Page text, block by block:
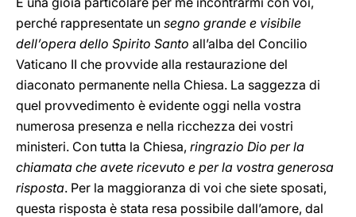
perché rappresentate un segno grande e visibile
dell’opera dello Spirito Santo all’alba del Concilio
Vaticano II che provvide alla restaurazione del
diaconato permanente nella Chiesa. La saggezza di
quel provvedimento è evidente oggi nella vostra
numerosa presenza e nella ricchezza dei vostri
ministeri. Con tutta la Chiesa, ringrazio Dio per la
chiamata che avete ricevuto e per la vostra generosa
risposta. Per la maggioranza di voi che siete sposati,
questa risposta è stata resa possibile dall’amore, dal